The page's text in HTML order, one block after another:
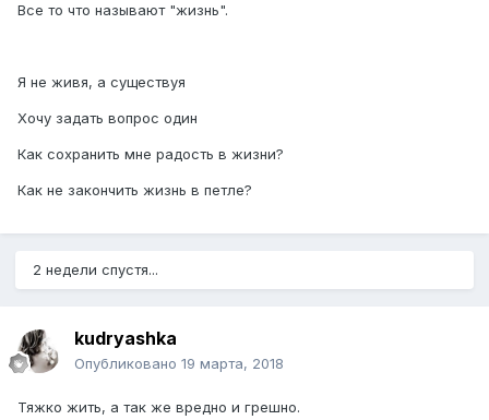
Все то что называют "жизнь".
Я не живя, а существуя
Хочу задать вопрос один
Как сохранить мне радость в жизни?
Как не закончить жизнь в петле?
2 недели спустя...
kudryashka
Опубликовано 19 марта, 2018
Тяжко жить, а так же вредно и грешно.